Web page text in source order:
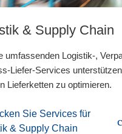
& Supply Chain
umfassenden Logistik-,
Liefer-Services
Lieferketten zu optimieren.
Sie Services für
& Supply Chain